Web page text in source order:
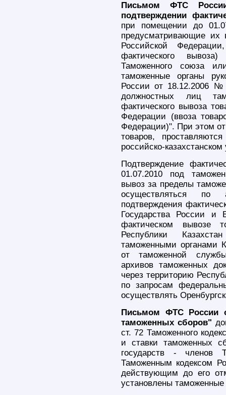
Письмом ФТС
подтверждении
при помещении до
предусматривающие их
Российской
фактического
Таможенного союза
таможенные органы
России от 18.12.2006
должностных лиц
фактического вывоза
Федерации (ввоза
Федерации)". При этом
товаров,
российско-
Подтверждение
01.07.2010 под
вывоз за пределы
осуществляться по
подтверждения
Государства России и
фактическом вывозе
Республики
таможенными органами
от таможенной
архивов таможенных
через территорию
по запросам
осуществлять
Письмом ФТС России
таможенных сборов"
ст. 72 Таможенного
и ставки таможенных
государств - членов
Таможенным кодексом
действующим до его
установлены